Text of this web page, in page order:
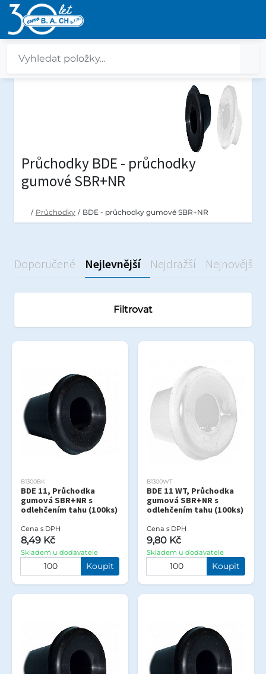
Průchodky BDE - průchodky
gumové SBR+NR
/ Průchodky / BDE - průchodky gumové SBR+NR
Doporučené Nejlevnější Nejdražší Nejnovější
Filtrovat
B1300BK
BDE 11, Průchodka
gumová SBR+NR s
odlehčením tahu (100ks)
Cena s DPH
8,49 Kč
Skladem u dodavatele
Koupit
B1300WT
BDE 11 WT, Průchodka
gumová SBR+NR s
odlehčením tahu (100ks)
Cena s DPH
9,80 Kč
Skladem u dodavatele
Koupit